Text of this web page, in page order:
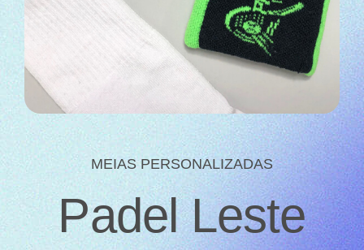
MEIAS PERSONALIZADAS
Padel Leste